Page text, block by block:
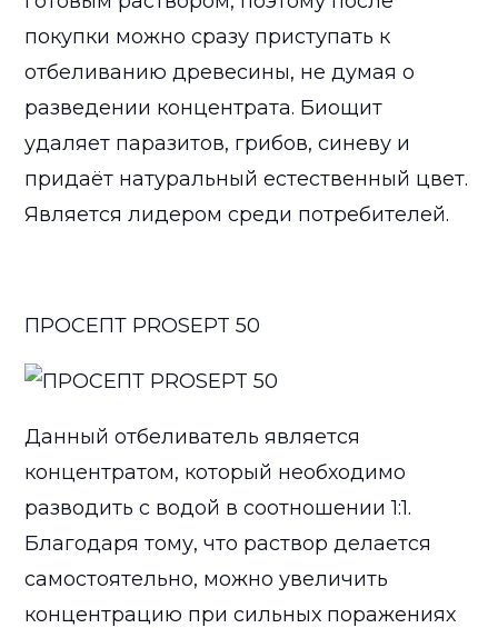
покупки можно сразу приступать к
отбеливанию древесины, не думая о
разведении концентрата. Биощит
удаляет паразитов, грибов, синеву и
придаёт натуральный естественный цвет.
Является лидером среди потребителей.
ПРОСЕПТ PROSEPT 50
Данный отбеливатель является
концентратом, который необходимо
разводить с водой в соотношении 1:1.
Благодаря тому, что раствор делается
самостоятельно, можно увеличить
концентрацию при сильных поражениях